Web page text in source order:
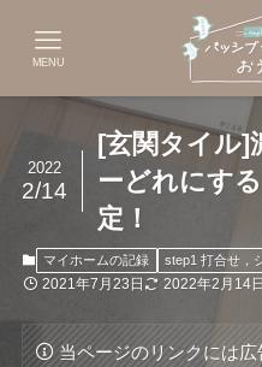
MENU
[玄関タイル]
ーどれにす
定！
2022
2/14
マイホームの記録 step1 打合せ，
2021年7月23日 2022年2月14日
当ページのリンクには